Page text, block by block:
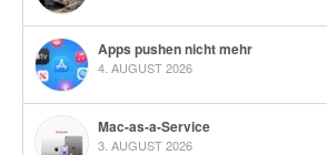
Apps pushen nicht mehr
4. AUGUST 2026
Mac-as-a-Service
3. AUGUST 2026